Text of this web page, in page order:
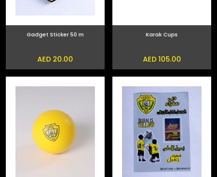
Karak Cups
AED 105.00
Gadget Sticker 50 m
AED 20.00